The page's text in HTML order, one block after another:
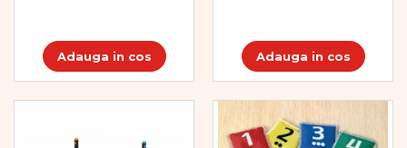
Adauga in cos Adauga in cos